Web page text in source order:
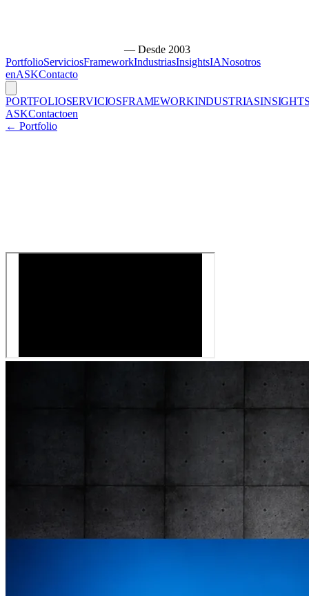
— Desde 2003
PortfolioServiciosFrameworkIndustriasInsightsIANosotros
enASKContacto
PORTFOLIOSERVICIOSFRAMEWORKINDUSTRIAS
ASKContactoen
← Portfolio